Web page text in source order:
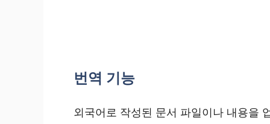
번역 기능
외국어로 작성된 문서 파일이나 내용을